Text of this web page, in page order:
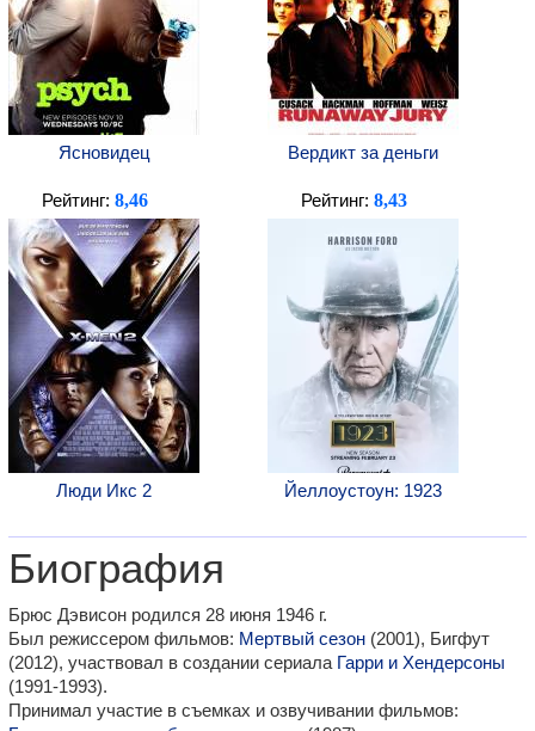
Ясновидец Вердикт за деньги
Рейтинг: 8,46
Люди Икс 2
Рейтинг: 8,43
Йеллоустоун: 1923
Биография
Брюс Дэвисон родился 28 июня 1946 г.
Был режиссером фильмов: Мертвый сезон (2001), Бигфут
(2012), участвовал в создании сериала Гарри и Хендерсоны
(1991-1993).
Принимал участие в съемках и озвучивании фильмов: